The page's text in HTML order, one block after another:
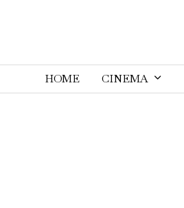
HOME CINEMA